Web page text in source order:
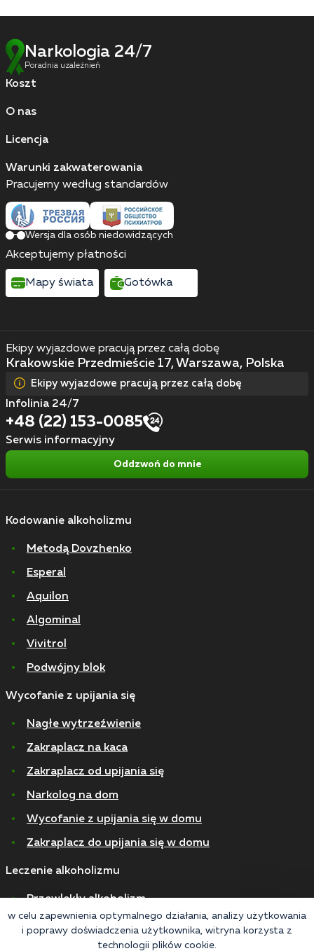
Narkologia 24/7
Poradnia uzależnień
Koszt
O nas
Licencja
Warunki zakwaterowania
Kodowanie alkoholizmu
Metodą Dovzhenko
Esperal
Aquilon
Algominal
Vivitrol
Podwójny blok
Wycofanie z upijania się
Nagłe wytrzeźwienie
Zakraplacz na kaca
Zakraplacz od upijania się
Narkolog na dom
Wycofanie z upijania się w domu
Zakraplacz do upijania się w domu
Leczenie alkoholizmu
Przewlekły alkoholizm
Alkoholizm piwny
Ekipy wyjazdowe pracują przez całą dobę
Krakowskie Przedmieście 17, Warszawa, Polska
Ekipy wyjazdowe pracują przez całą dobę
Infolinia 24/7
+48 (22) 153-0085
Serwis informacyjny
Oddzwoń do mnie
Pracujemy według standardów
Wersja dla osób niedowidzących
Akceptujemy płatności
Mapy świata Gotówka
w celu zapewnienia optymalnego działania, analizy użytkowania
i poprawy doświadczenia użytkownika, witryna korzysta z
technologii plików cookie.